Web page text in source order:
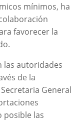
mínimos, ha
favorecer la
las autoridades
de la
General
posible las